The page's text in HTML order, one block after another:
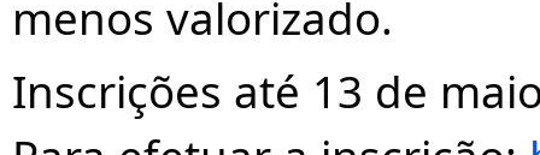
menos valorizado.
Inscrições até 13 de